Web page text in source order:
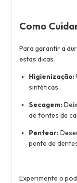
Como
Para garantir a
estas dicas:
Higienização:
sintéticas.
Secagem:
de fontes de
Pentear:
pente de
Experimente o